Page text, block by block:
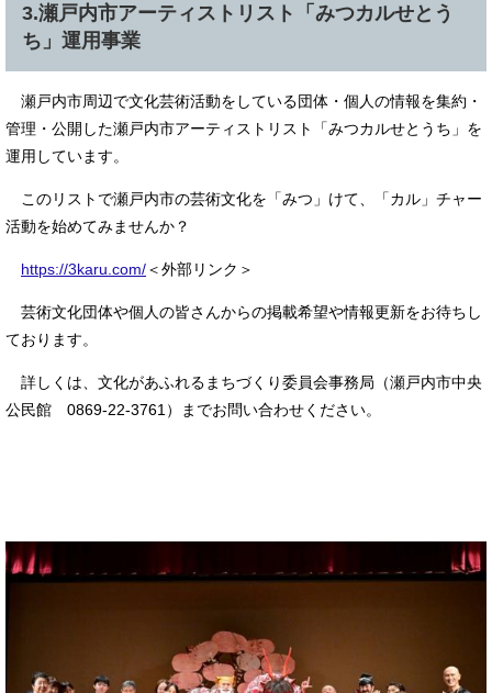
3.瀬戸内市アーティストリスト「みつカルせとう
ち」運用事業
瀬戸内市周辺で文化芸術活動をしている団体・個人の情報を集約・
管理・公開した瀬戸内市アーティストリスト「みつカルせとうち」を
運用しています。
このリストで瀬戸内市の芸術文化を「みつ」けて、「カル」チャー
活動を始めてみませんか？
https://3karu.com/＜外部リンク＞
芸術文化団体や個人の皆さんからの掲載希望や情報更新をお待ちし
ております。
詳しくは、文化があふれるまちづくり委員会事務局（瀬戸内市中央
公民館 0869-22-3761）までお問い合わせください。